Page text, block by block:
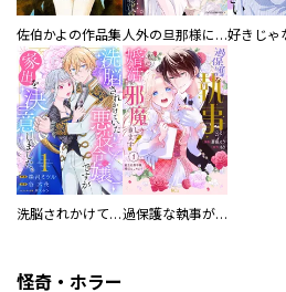
佐伯かよの作品集 人外の旦那様に娶られ毎晩ナカまで愛される…。アンソロジー
洗脳されかけていた悪役令嬢ですが家出を決意しました。【電子単行本版／特典おまけ付き】 過保護な執事が私の婚活を邪魔してきます！ 分冊版
怪奇・ホラー